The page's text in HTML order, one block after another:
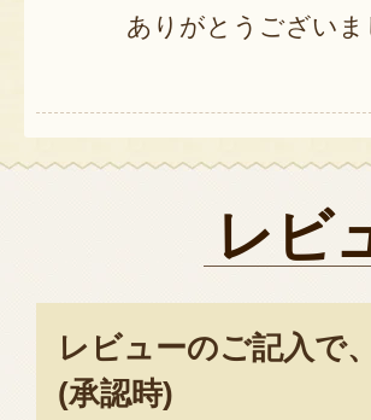
ありがとうございま
レビ
レビューのご記入で、
(承認時)